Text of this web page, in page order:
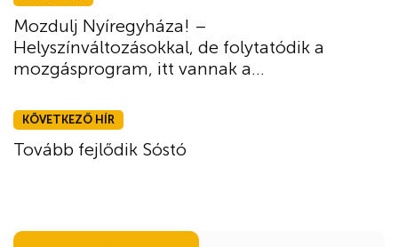
Mozdulj Nyíregyháza! –
Helyszínváltozásokkal, de folytatódik a
mozgásprogram, itt vannak a...
KÖVETKEZŐ HÍR
Tovább fejlődik Sóstó